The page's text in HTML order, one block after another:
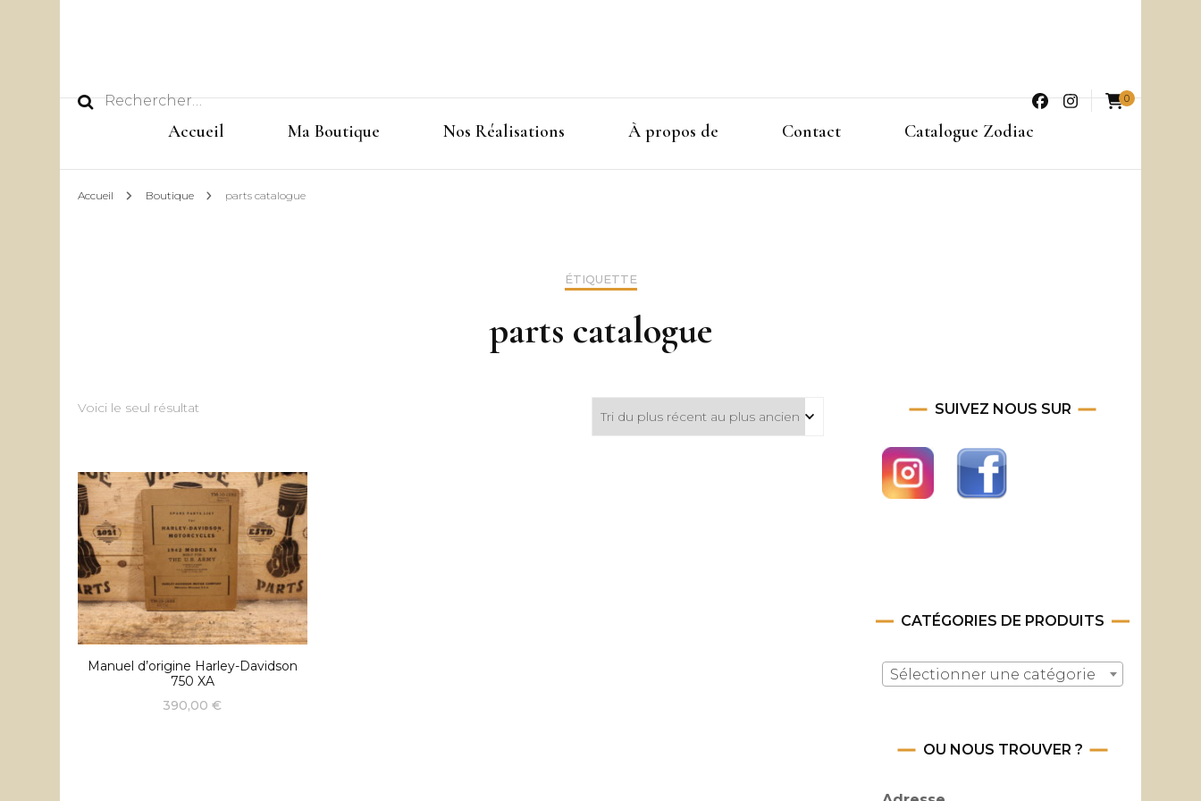
Rechercher : 0
Accueil Ma Boutique Nos Réalisations À propos de Contact Catalogue Zodiac
Accueil Boutique parts catalogue
ÉTIQUETTE
parts catalogue
Voici le seul résultat
Manuel d’origine Harley-Davidson
750 XA
390,00€
SUIVEZ NOUS SUR
CATÉGORIES DE PRODUITS
Sélectionner une catégorie
OU NOUS TROUVER ?